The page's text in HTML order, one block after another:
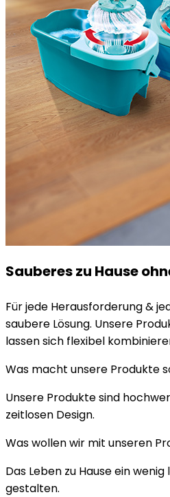
Sauberes zu Hause
Für jede Herausforderung &
saubere Lösung. Unsere
lassen sich flexibel
Was macht unsere Produkte
Unsere Produkte sind
zeitlosen Design.
Was wollen wir mit unseren
Das Leben zu Hause ein
gestalten.